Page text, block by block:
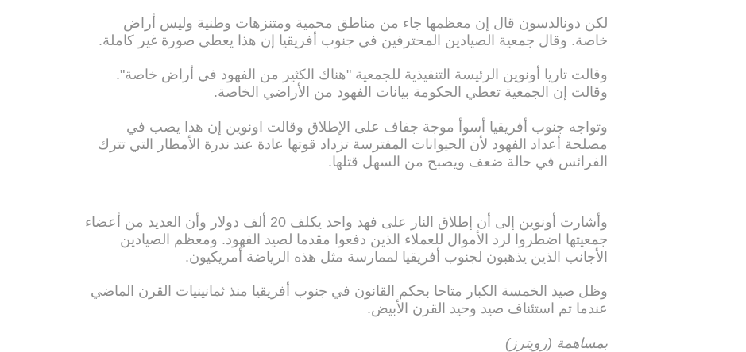
لكن دونالدسون قال إن معظمها جاء من مناطق محمية ومتنزهات وطنية وليس أراض
خاصة. وقال جمعية الصيادين المحترفين في جنوب أفريقيا إن هذا يعطي صورة غير كاملة.
وقالت تاريا أونوين الرئيسة التنفيذية للجمعية "هناك الكثير من الفهود في أراض خاصة".
وقالت إن الجمعية تعطي الحكومة بيانات الفهود من الأراضي الخاصة.
وتواجه جنوب أفريقيا أسوأ موجة جفاف على الإطلاق وقالت اونوين إن هذا يصب في
مصلحة أعداد الفهود لأن الحيوانات المفترسة تزداد قوتها عادة عند ندرة الأمطار التي تترك
الفرائس في حالة ضعف ويصبح من السهل قتلها.
وأشارت أونوين إلى أن إطلاق النار على فهد واحد يكلف 20 ألف دولار وأن العديد من أعضاء
جمعيتها اضطروا لرد الأموال للعملاء الذين دفعوا مقدما لصيد الفهود. ومعظم الصيادين
الأجانب الذين يذهبون لجنوب أفريقيا لممارسة مثل هذه الرياضة أمريكيون.
وظل صيد الخمسة الكبار متاحا بحكم القانون في جنوب أفريقيا منذ ثمانينيات القرن الماضي
عندما تم استئناف صيد وحيد القرن الأبيض.
بمساهمة (رويترز)